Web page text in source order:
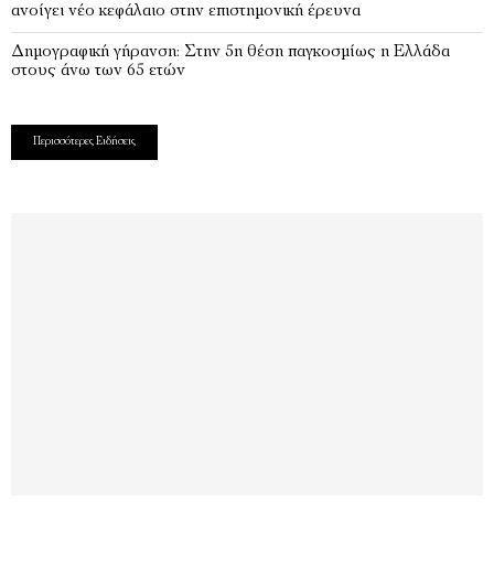
ανοίγει νέο κεφάλαιο στην επιστημονική έρευνα
Δημογραφική γήρανση: Στην 5η θέση παγκοσμίως η Ελλάδα
στους άνω των 65 ετών
Περισσότερες Ειδήσεις